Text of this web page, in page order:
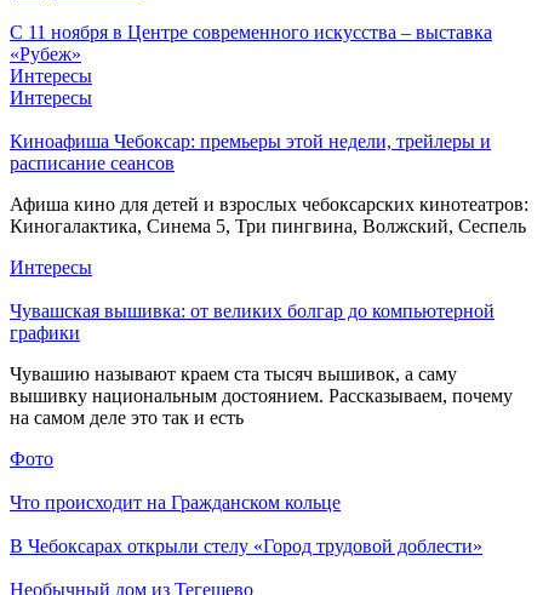
С 11 ноября в Центре современного искусства – выставка
«Рубеж»
Интересы
Интересы
Киноафиша Чебоксар: премьеры этой недели, трейлеры и
расписание сеансов
Афиша кино для детей и взрослых чебоксарских кинотеатров:
Киногалактика, Синема 5, Три пингвина, Волжский, Сеспель
Интересы
Чувашская вышивка: от великих болгар до компьютерной
графики
Чувашию называют краем ста тысяч вышивок, а саму
вышивку национальным достоянием. Рассказываем, почему
на самом деле это так и есть
Фото
Что происходит на Гражданском кольце
В Чебоксарах открыли стелу «Город трудовой доблести»
Необычный дом из Тегешево